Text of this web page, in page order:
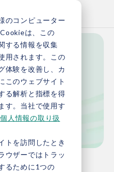
のコンピューター
は、この
する情報を収集
用されます。この
体験を改善し、カ
このウェブサイト
る解析と指標を得
す。当社で使用す
個人情報の取り扱
トを訪問したとき
ウザーではトラッ
るために1つの